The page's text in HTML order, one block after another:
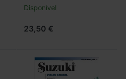
Disponível
23,50 €